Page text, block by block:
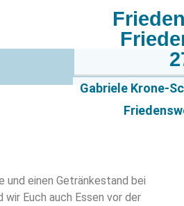
Gabriele Krone-
und einen Getränkestand bei
Euch auch Essen vor der